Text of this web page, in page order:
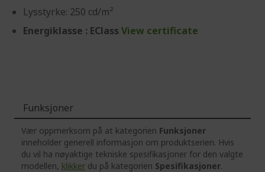
Lysstyrke: 250 cd/m²
Energiklasse : EClass View certificate
Funksjoner
Vær oppmerksom på at kategorien Funksjoner
inneholder generell informasjon om produktserien. Hvis
du vil ha nøyaktige tekniske spesifikasjoner for den valgte
modellen, klikker du på kategorien Spesifikasjoner.